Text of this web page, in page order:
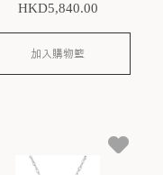
HKD5,840.00
加入購物籃